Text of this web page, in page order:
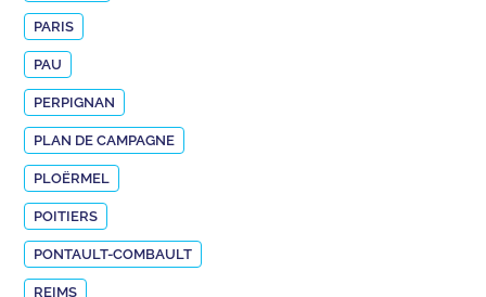
PARIS
PAU
PERPIGNAN
PLAN DE CAMPAGNE
PLOËRMEL
POITIERS
PONTAULT-COMBAULT
REIMS